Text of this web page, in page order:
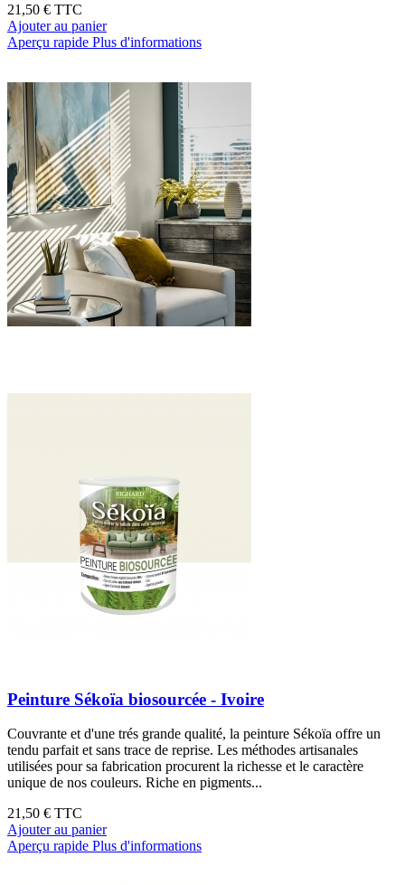
21,50 € TTC
Ajouter au panier
Aperçu rapide Plus d'informations
Peinture Sékoïa biosourcée - Ivoire
Couvrante et d'une trés grande qualité, la peinture Sékoïa offre un
tendu parfait et sans trace de reprise. Les méthodes artisanales
utilisées pour sa fabrication procurent la richesse et le caractère
unique de nos couleurs. Riche en pigments...
21,50 € TTC
Ajouter au panier
Aperçu rapide Plus d'informations